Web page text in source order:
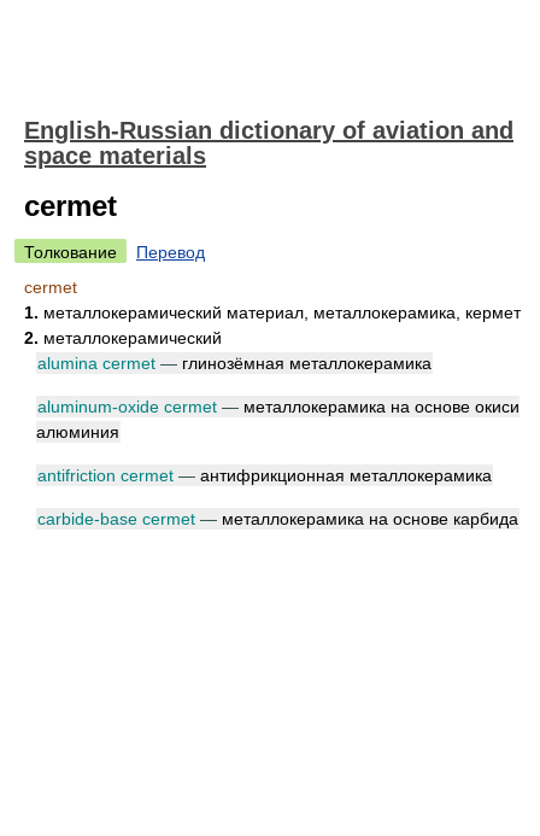
English-Russian dictionary of aviation and
space materials
cermet
Толкование
Перевод
cermet
1. металлокерамический материал, металлокерамика, кермет
2. металлокерамический
alumina cermet — глинозёмная металлокерамика
aluminum-oxide cermet — металлокерамика на основе окиси
алюминия
antifriction cermet — антифрикционная металлокерамика
carbide-base cermet — металлокерамика на основе карбида